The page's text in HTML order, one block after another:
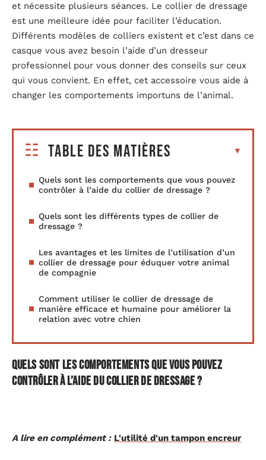
et nécessite plusieurs séances. Le collier de dressage
est une meilleure idée pour faciliter l’éducation.
Différents modèles de colliers existent et c’est dans ce
casque vous avez besoin l’aide d’un dresseur
professionnel pour vous donner des conseils sur ceux
qui vous convient. En effet, cet accessoire vous aide à
changer les comportements importuns de l’animal.
Table des matières
Quels sont les comportements que vous pouvez
contrôler à l’aide du collier de dressage ?
Quels sont les différents types de collier de
dressage ?
Les avantages et les limites de l’utilisation d’un
collier de dressage pour éduquer votre animal
de compagnie
Comment utiliser le collier de dressage de
manière efficace et humaine pour améliorer la
relation avec votre chien
Quels sont les comportements que vous pouvez
contrôler à l’aide du collier de dressage ?
A lire en complément : L'utilité d'un tampon encreur